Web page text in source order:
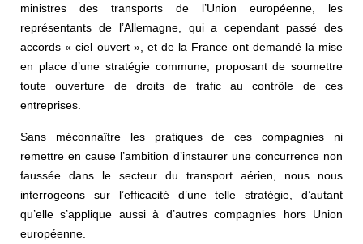
ministres des transports de l’Union européenne, les
représentants de l’Allemagne, qui a cependant passé des
accords « ciel ouvert », et de la France ont demandé la mise
en place d’une stratégie commune, proposant de soumettre
toute ouverture de droits de trafic au contrôle de ces
entreprises.
Sans méconnaître les pratiques de ces compagnies ni
remettre en cause l’ambition d’instaurer une concurrence non
faussée dans le secteur du transport aérien, nous nous
interrogeons sur l’efficacité d’une telle stratégie, d’autant
qu’elle s’applique aussi à d’autres compagnies hors Union
européenne.